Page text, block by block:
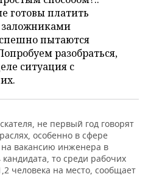
готовы платить
заложниками
пытаются
разобраться,
ситуация с
не первый год говорят
особенно в сфере
вакансию инженера в
то среди рабочих
человека на место, сообщает